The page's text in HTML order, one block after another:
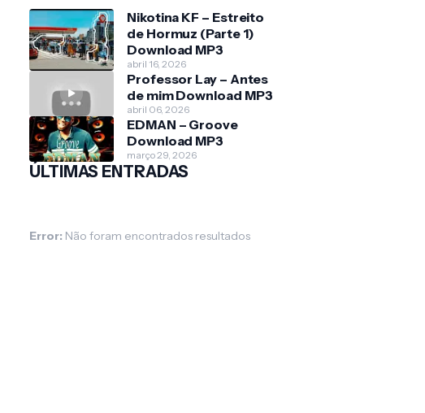
Nikotina KF – Estreito
de Hormuz (Parte 1)
Download MP3
abril 16, 2026
Professor Lay – Antes
de mim Download MP3
abril 06, 2026
EDMAN – Groove
Download MP3
março 29, 2026
ÚLTIMAS ENTRADAS
Error: Não foram encontrados resultados